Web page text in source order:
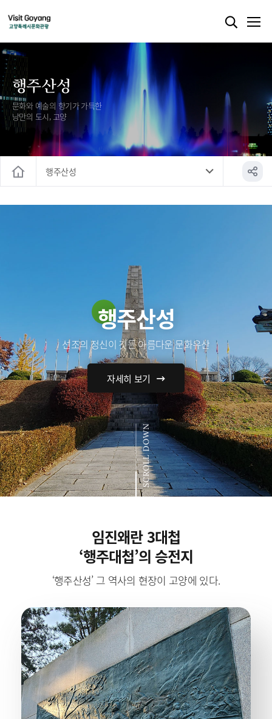
행주산성
문화와 예술의 향기가 가득한
낭만의 도시, 고양
행주산성
행주산성
선조의 정신이 깃든 아름다운 문화유산
자세히 보기
SCROLL DOWN
임진왜란 3대첩
‘행주대첩’의 승전지
‘행주산성’ 그 역사의 현장이 고양에 있다.